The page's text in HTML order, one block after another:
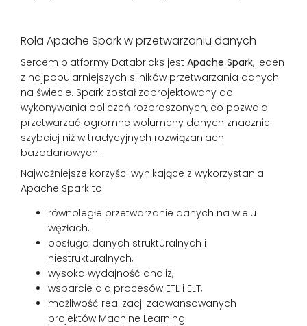
Rola Apache Spark w przetwarzaniu danych
Sercem platformy Databricks jest Apache Spark, jeden
z najpopularniejszych silników przetwarzania danych
na świecie. Spark został zaprojektowany do
wykonywania obliczeń rozproszonych, co pozwala
przetwarzać ogromne wolumeny danych znacznie
szybciej niż w tradycyjnych rozwiązaniach
bazodanowych.
Najważniejsze korzyści wynikające z wykorzystania
Apache Spark to:
równoległe przetwarzanie danych na wielu
węzłach,
obsługa danych strukturalnych i
niestrukturalnych,
wysoka wydajność analiz,
wsparcie dla procesów ETL i ELT,
możliwość realizacji zaawansowanych
projektów Machine Learning.